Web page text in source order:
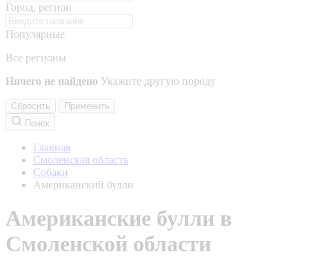
Город, регион
Популярные
Все регионы
Ничего не найдено Укажите другую породу
Сбросить
Применить
Поиск
Главная
Смоленская область
Собаки
Американский булли
Американские булли в
Смоленской области